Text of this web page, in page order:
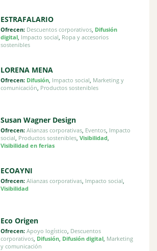
ESTRAFALARIO
Ofrecen: Descuentos corporativos, Difusión
digital, Impacto social, Ropa y accesorios
sostenibles
LORENA MENA
Ofrecen: Difusión, Impacto social Marketing y
comunicación Productos sostenibles
Susan Wagner Design
Ofrecen: Alianzas corporativas, Eventos, Impacto
social, Productos sostenibles, Visibilidad,
Visibilidad en ferias
ECOAYNI
Ofrecen: Alianzas corporativas, Impacto social
Visibilidad
Eco Origen
Ofrecen: Apoyo logístico, Descuentos
corporativos, Difusión, Difusión digital, Marketing
y comunicación